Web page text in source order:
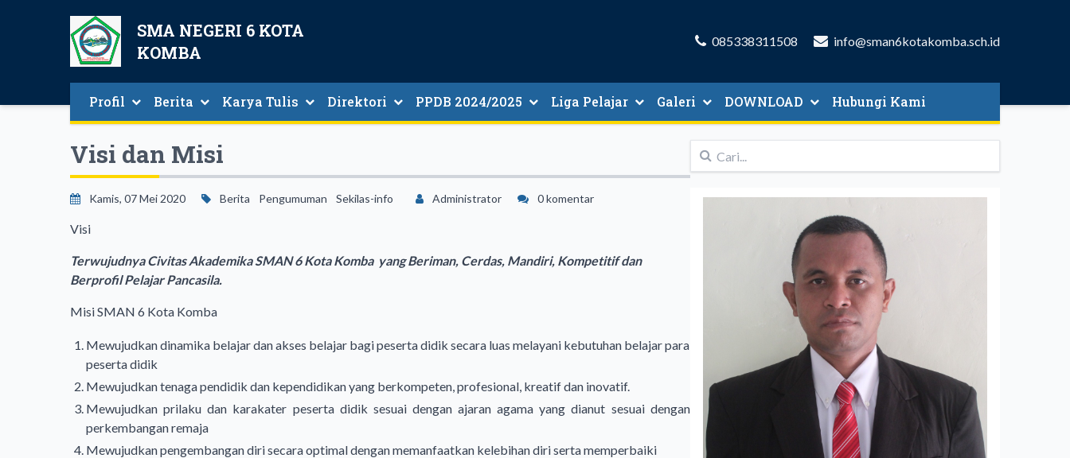
SMA NEGERI 6 KOTA
KOMBA
085338311508 info@sman6kotakomba.sch.id
Profil Berita Karya Tulis Direktori PPDB 2024/2025 Liga Pelajar Galeri DOWNLOAD Hubungi Kami
Visi dan Misi
Kamis, 07 Mei 2020 Berita Pengumuman Sekilas-info Administrator 0 komentar
Visi
Terwujudnya Civitas Akademika SMAN 6 Kota Komba yang Beriman, Cerdas, Mandiri, Kompetitif dan
Berprofil Pelajar Pancasila.
Misi SMAN 6 Kota Komba
Mewujudkan dinamika belajar dan akses belajar bagi peserta didik secara luas melayani kebutuhan belajar para
peserta didik
Mewujudkan tenaga pendidik dan kependidikan yang berkompeten, profesional, kreatif dan inovatif.
Mewujudkan prilaku dan karakater peserta didik sesuai dengan ajaran agama yang dianut sesuai dengan
perkembangan remaja
Mewujudkan pengembangan diri secara optimal dengan memanfaatkan kelebihan diri serta memperbaiki